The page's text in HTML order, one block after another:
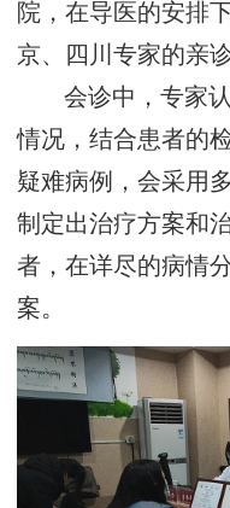
院，在导医的安排
京、四川专家的亲诊
会诊中，专家
情况，结合患者的
疑难病例，会采用
制定出治疗方案和
者，在详尽的病情
案。